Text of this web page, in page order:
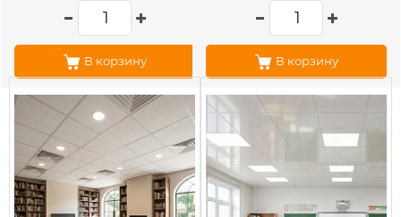
В корзину В корзину